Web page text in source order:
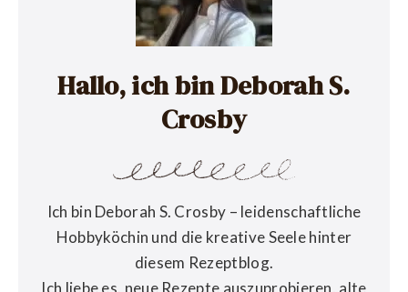
Hallo, ich bin Deborah S.
Crosby
Ich bin Deborah S. Crosby – leidenschaftliche
Hobbyköchin und die kreative Seele hinter
diesem Rezeptblog.
Ich liebe es, neue Rezepte auszuprobieren, alte